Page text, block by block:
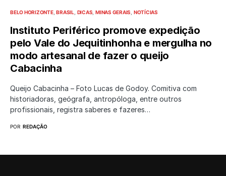
BELO HORIZONTE BRASIL DICAS MINAS GERAIS NOTÍCIAS
Instituto Periférico promove expedição
pelo Vale do Jequitinhonha e mergulha no
modo artesanal de fazer o queijo
Cabacinha
Queijo Cabacinha – Foto Lucas de Godoy. Comitiva com
historiadoras, geógrafa, antropóloga, entre outros
profissionais, registra saberes e fazeres…
POR REDAÇÃO